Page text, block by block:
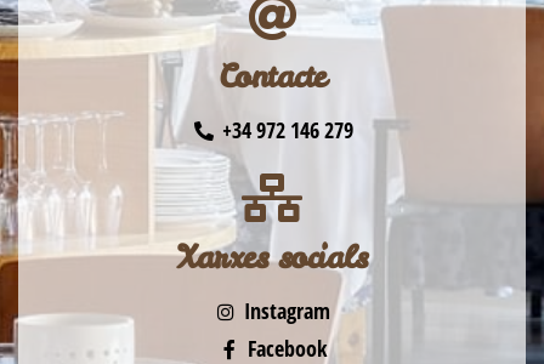
Contacte
+34 972 146 279
Xarxes socials
Instagram
Facebook